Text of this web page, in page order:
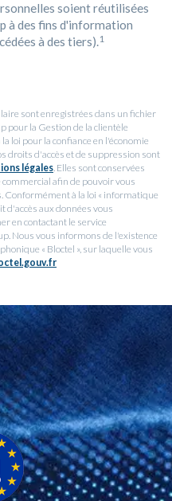
soient réutilisées
à des fins d'information
à des tiers).1
sont enregistrées dans un fichier
pour la Gestion de la clientèle
loi pour la confiance en l'économie
droits d'accès et de suppression sont
légales. Elles sont conservées
afin de pouvoir vous
Conformément à la loi « informatique
d'accès aux données vous
en contactant le service
Nous vous informons de l'existence
« Bloctel », sur laquelle vous